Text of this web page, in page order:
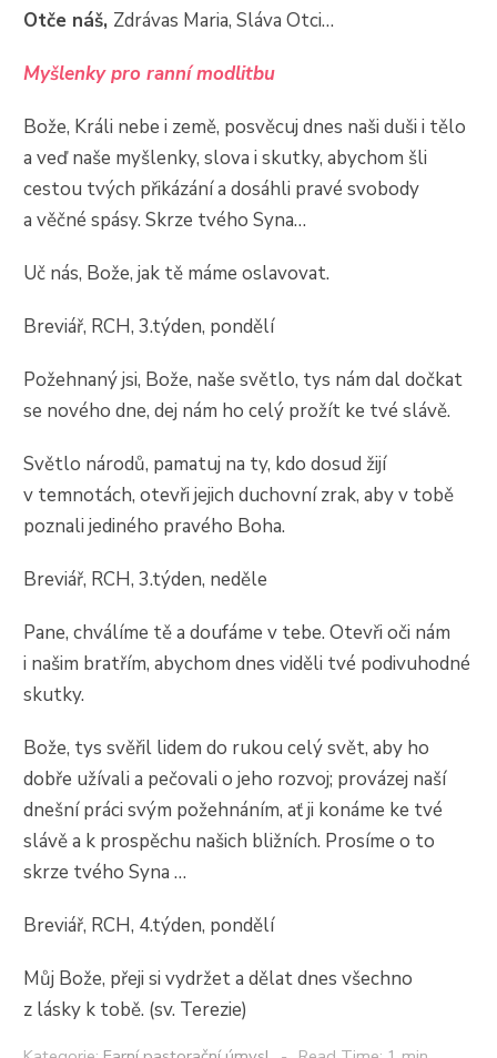
Otče náš, Zdrávas Maria, Sláva Otci…
Myšlenky pro ranní modlitbu
Bože, Králi nebe i země, posvěcuj dnes naši duši i tělo
a veď naše myšlenky, slova i skutky, abychom šli
cestou tvých přikázání a dosáhli pravé svobody
a věčné spásy. Skrze tvého Syna…
Uč nás, Bože, jak tě máme oslavovat.
Breviář, RCH, 3.týden, pondělí
Požehnaný jsi, Bože, naše světlo, tys nám dal dočkat
se nového dne, dej nám ho celý prožít ke tvé slávě.
Světlo národů, pamatuj na ty, kdo dosud žijí
v temnotách, otevři jejich duchovní zrak, aby v tobě
poznali jediného pravého Boha.
Breviář, RCH, 3.týden, neděle
Pane, chválíme tě a doufáme v tebe. Otevři oči nám
i našim bratřím, abychom dnes viděli tvé podivuhodné
skutky.
Bože, tys svěřil lidem do rukou celý svět, aby ho
dobře užívali a pečovali o jeho rozvoj; provázej naší
dnešní práci svým požehnáním, ať ji konáme ke tvé
slávě a k prospěchu našich bližních. Prosíme o to
skrze tvého Syna …
Breviář, RCH, 4.týden, pondělí
Můj Bože, přeji si vydržet a dělat dnes všechno
z lásky k tobě. (sv. Terezie)